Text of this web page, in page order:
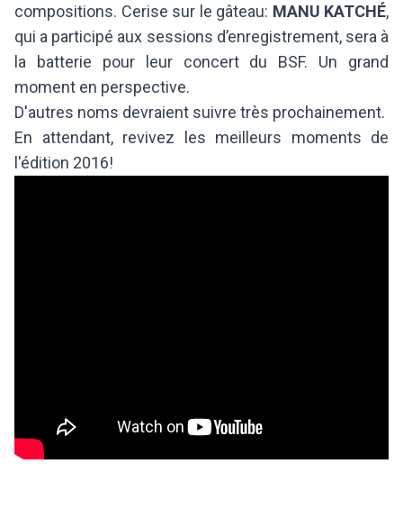
compositions. Cerise sur le gâteau: MANU KATCHÉ,
qui a participé aux sessions d’enregistrement, sera à
la batterie pour leur concert du BSF. Un grand
moment en perspective.
D'autres noms devraient suivre très prochainement.
En attendant, revivez les meilleurs moments de
l'édition 2016!